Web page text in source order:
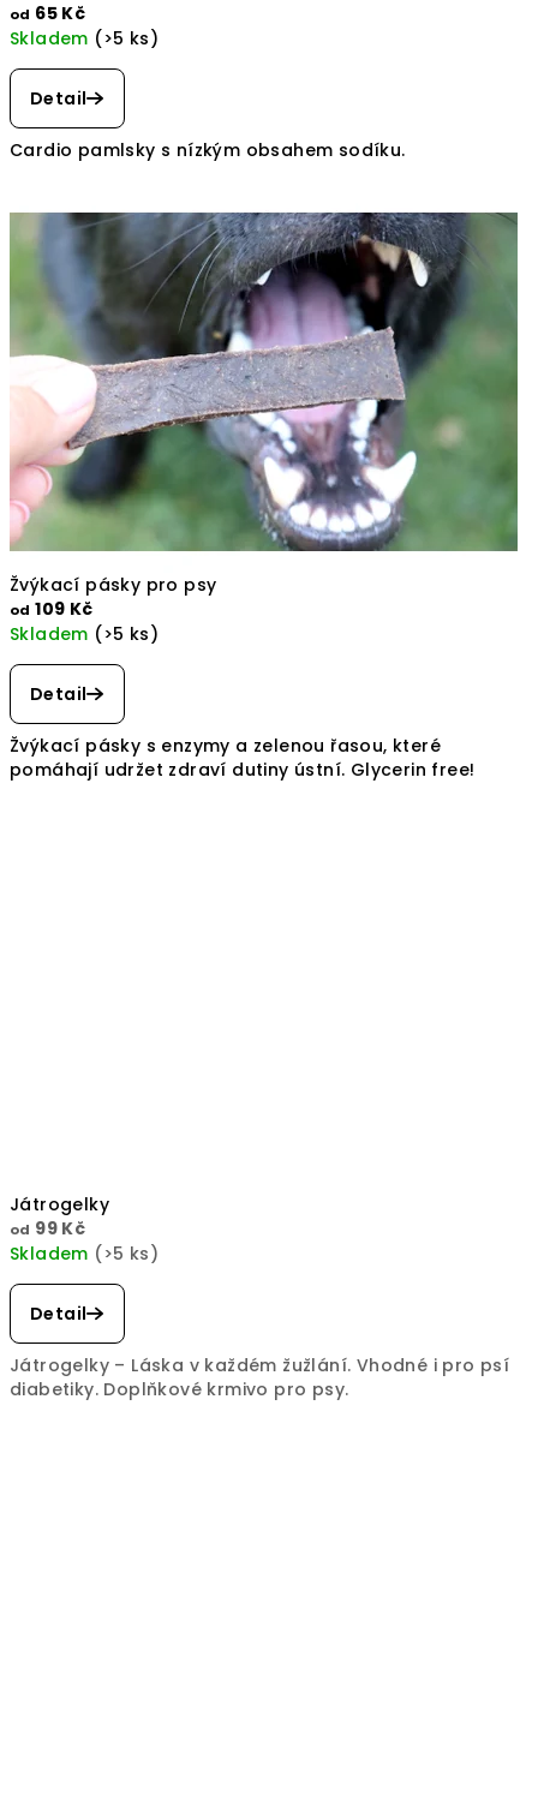
od 65 Kč
Skladem (>5 ks)
Detail
Cardio pamlsky s nízkým obsahem sodíku.
Žvýkací pásky pro psy
od 109 Kč
Skladem (>5 ks)
Detail
Žvýkací pásky s enzymy a zelenou řasou, které
pomáhají udržet zdraví dutiny ústní. Glycerin free!
Játrogelky
od 99 Kč
Skladem (>5 ks)
Detail
Játrogelky – Láska v každém žužlání. Vhodné i pro psí
diabetiky. Doplňkové krmivo pro psy.